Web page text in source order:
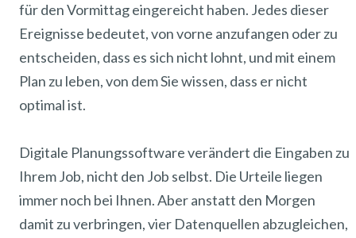
für den Vormittag eingereicht haben. Jedes dieser
Ereignisse bedeutet, von vorne anzufangen oder zu
entscheiden, dass es sich nicht lohnt, und mit einem
Plan zu leben, von dem Sie wissen, dass er nicht
optimal ist.
Digitale Planungssoftware verändert die Eingaben zu
Ihrem Job, nicht den Job selbst. Die Urteile liegen
immer noch bei Ihnen. Aber anstatt den Morgen
damit zu verbringen, vier Datenquellen abzugleichen,